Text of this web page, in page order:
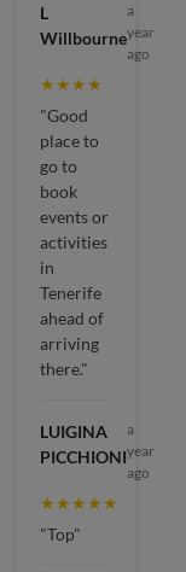
L
Willbourne
a
year
ago
★★★★
"Good
place to
go to
book
events or
activities
in
Tenerife
ahead of
arriving
there."
LUIGINA
PICCHIONI
a
year
ago
★★★★★
"Top"